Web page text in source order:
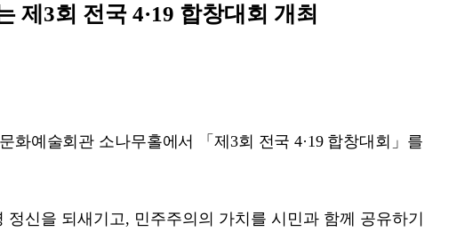
제 3회 전국 4·19 합창대회 개최
화예술회관 소나무홀에서 「제 3회 전국4·19 합창대회 」 를
정신을 되새기고, 민주주의의 가치를 시민과 함께 공유하기